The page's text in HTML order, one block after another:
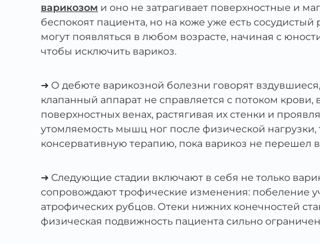
варикозом и оно не затрагивает поверхностные и
беспокоят пациента, но на коже уже есть
могут появляться в любом возрасте, начиная с
чтобы исключить варикоз.
➜ О дебюте варикозной болезни говорят
клапанный аппарат не справляется с потоком
поверхностных венах, растягивая их стенки и
утомляемость мышц ног после физической нагрузки,
консервативную терапию, пока варикоз не перешел
➜ Следующие стадии включают в себя не только
сопровождают трофические изменения: побеление
атрофических рубцов. Отеки нижних конечностей
физическая подвижность пациента сильно